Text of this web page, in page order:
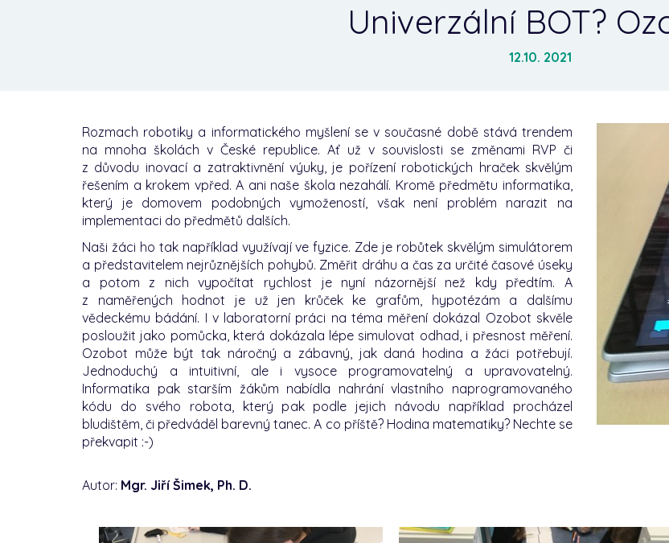
Univerzální BOT?
12.10. 2021
Rozmach robotiky a informatického myšlení se v současné době stává trendem
na mnoha školách v České republice. Ať už v souvislosti se změnami RVP či
z důvodu inovací a zatraktivnění výuky, je pořízení robotických hraček skvělým
řešením a krokem vpřed. A ani naše škola nezahálí. Kromě předmětu informatika,
který je domovem podobných vymožeností, však není problém narazit na
implementaci do předmětů dalších.
Naši žáci ho tak například využívají ve fyzice. Zde je robůtek skvělým simulátorem
a představitelem nejrůznějších pohybů. Změřit dráhu a čas za určité časové úseky
a potom z nich vypočítat rychlost je nyní názornější než kdy předtím. A
z naměřených hodnot je už jen krůček ke grafům, hypotézám a dalšímu
vědeckému bádání. I v laboratorní práci na téma měření dokázal Ozobot skvěle
posloužit jako pomůcka, která dokázala lépe simulovat odhad, i přesnost měření.
Ozobot může být tak náročný a zábavný, jak daná hodina a žáci potřebují.
Jednoduchý a intuitivní, ale i vysoce programovatelný a upravovatelný.
Informatika pak starším žákům nabídla nahrání vlastního naprogramovaného
kódu do svého robota, který pak podle jejich návodu například procházel
bludištěm, či předváděl barevný tanec. A co příště? Hodina matematiky? Nechte se
překvapit :-)
Autor: Mgr. Jiří Šimek, Ph. D.